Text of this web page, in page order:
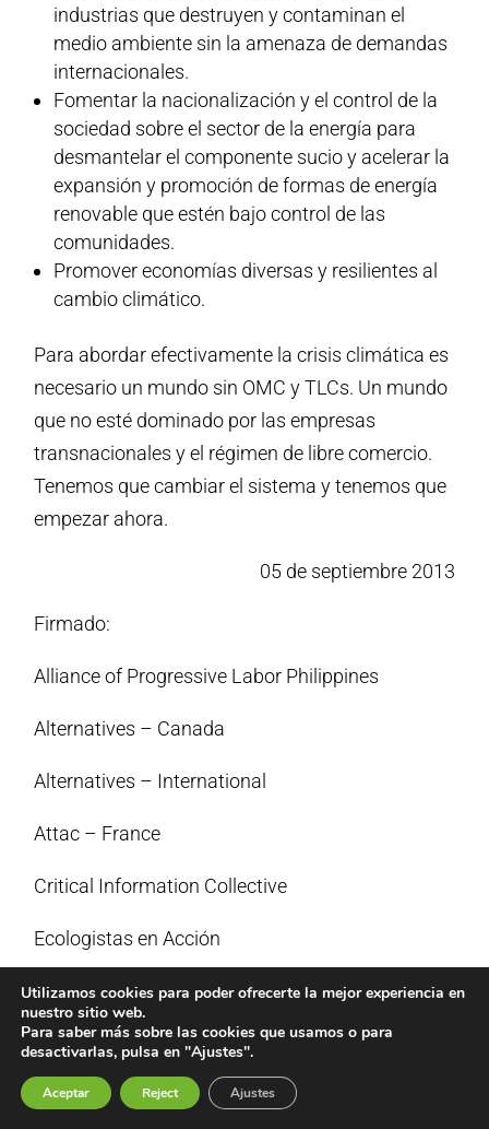
industrias que destruyen y contaminan el
medio ambiente sin la amenaza de demandas
internacionales.
Fomentar la nacionalización y el control de la
sociedad sobre el sector de la energía para
desmantelar el componente sucio y acelerar la
expansión y promoción de formas de energía
renovable que estén bajo control de las
comunidades.
Promover economías diversas y resilientes al
cambio climático.
Para abordar efectivamente la crisis climática es
necesario un mundo sin OMC y TLCs. Un mundo
que no esté dominado por las empresas
transnacionales y el régimen de libre comercio.
Tenemos que cambiar el sistema y tenemos que
empezar ahora.
05 de septiembre 2013
Firmado:
Alliance of Progressive Labor Philippines
Alternatives – Canada
Alternatives – International
Attac – France
Critical Information Collective
Ecologistas en Acción
ETC Group
Fairwatch – Italy
Focus on the Global South
Utilizamos cookies para poder ofrecerte la mejor experiencia en
nuestro sitio web.
Para saber más sobre las cookies que usamos o para
desactivarlas, pulsa en "Ajustes".
Aceptar Reject Ajustes